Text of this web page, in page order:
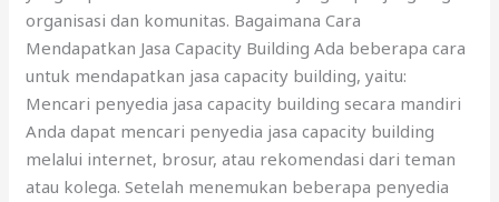
organisasi dan komunitas. Bagaimana Cara
Mendapatkan Jasa Capacity Building Ada beberapa cara
untuk mendapatkan jasa capacity building, yaitu:
Mencari penyedia jasa capacity building secara mandiri
Anda dapat mencari penyedia jasa capacity building
melalui internet, brosur, atau rekomendasi dari teman
atau kolega. Setelah menemukan beberapa penyedia